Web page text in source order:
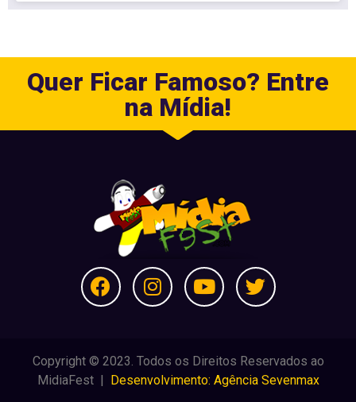
Quer Ficar Famoso? Entre
na Mídia!
Copyright © 2023. Todos os Direitos Reservados ao
MidiaFest | Desenvolvimento: Agência Sevenmax